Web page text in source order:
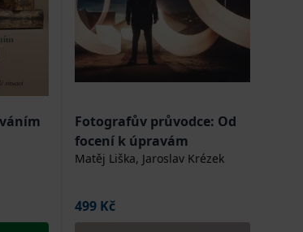
Fotografův průvodce: Od
focení k úpravám
Matěj Liška, Jaroslav Krézek
499 Kč